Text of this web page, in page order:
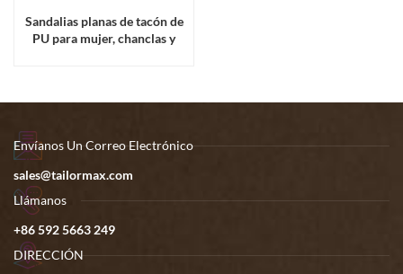
Sandalias planas de tacón de
PU para mujer, chanclas y
Envíanos Un Correo Electrónico
sales@tailormax.com
Llámanos
+86 592 5663 249
DIRECCIÓN